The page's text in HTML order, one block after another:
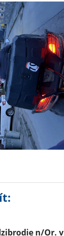
n/Or. v